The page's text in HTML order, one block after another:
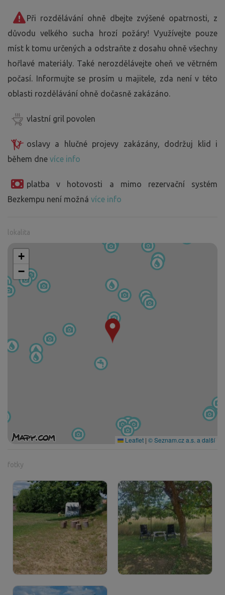
Při rozdělávání ohně dbejte zvýšené opatrnosti, z
důvodu velkého sucha hrozí požáry! Využívejte pouze
míst k tomu určených a odstraňte z dosahu ohně všechny
hořlavé materiály. Také nerozdělávejte oheň ve větrném
počasí. Informujte se prosím u majitele, zda není v této
oblasti rozdělávání ohně dočasně zakázáno.
vlastní gril povolen
oslavy a hlučné projevy zakázány, dodržuj klid i
během dne více info
platba v hotovosti a mimo rezervační systém
Bezkempu není možná více info
lokalita
+
−
Leaflet | © Seznam.cz a.s. a další
fotky